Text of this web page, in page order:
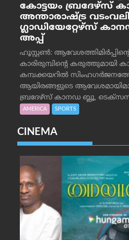
കോട്ടയം ബ്രദേഴ്‌സ്
അന്താരാഷ്ട്ര
ഗ്ലാഡിയേറ്റേഴ്‌സ്
അപ്പ്
ഹൂസ്റ്റണ്‍:
കാരിരുമ്പിന്റെ കരുത്തുമായി
കമ്പക്കയറില്‍
ആയിരങ്ങളുടെ
ബ്രദേഴ്‌സ് കാനഡ ബ്ലൂ,
AMERICA SPORTS
CINEMA